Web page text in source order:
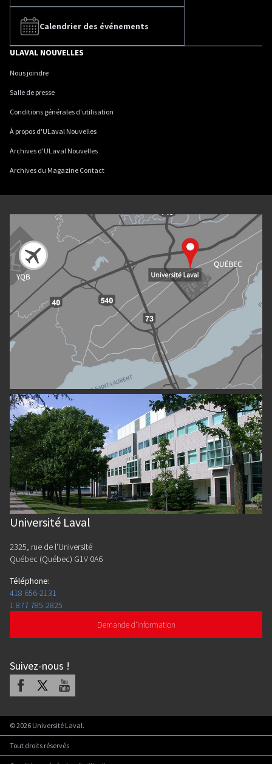
Calendrier des événements
ULAVAL NOUVELLES
Nous joindre
Salle de presse
Conditions générales d'utilisation
À propos d'ULaval Nouvelles
Archives d'ULaval Nouvelles
Archives du Magazine Contact
Université Laval
2325, rue de l'Université
Québec (Québec) G1V 0A6
Téléphone:
418 656-2131
1 877 785-2825
Demande d'information
Suivez-nous !
Facebook Youtube
©2026 Université Laval.
Tout droits réservés